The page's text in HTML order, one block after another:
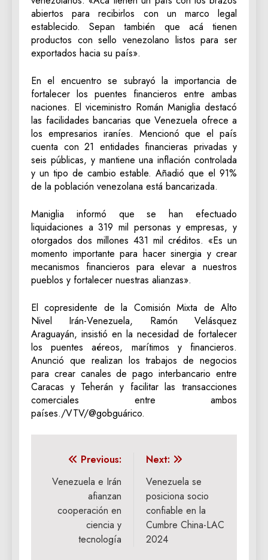
abiertos para recibirlos con un marco legal
establecido. Sepan también que acá tienen
productos con sello venezolano listos para ser
exportados hacia su país».
En el encuentro se subrayó la importancia de
fortalecer los puentes financieros entre ambas
naciones. El viceministro Román Maniglia destacó
las facilidades bancarias que Venezuela ofrece a
los empresarios iraníes. Mencionó que el país
cuenta con 21 entidades financieras privadas y
seis públicas, y mantiene una inflación controlada
y un tipo de cambio estable. Añadió que el 91%
de la población venezolana está bancarizada.
Maniglia informó que se han efectuado
liquidaciones a 319 mil personas y empresas, y
otorgados dos millones 431 mil créditos. «Es un
momento importante para hacer sinergia y crear
mecanismos financieros para elevar a nuestros
pueblos y fortalecer nuestras alianzas».
El copresidente de la Comisión Mixta de Alto
Nivel Irán-Venezuela, Ramón Velásquez
Araguayán, insistió en la necesidad de fortalecer
los puentes aéreos, marítimos y financieros.
Anunció que realizan los trabajos de negocios
para crear canales de pago interbancario entre
Caracas y Teherán y facilitar las transacciones
comerciales entre ambos
países./VTV/@gobguárico.
Navegación
de
entradas
Previous:
Venezuela e Irán
afianzan
cooperación en
ciencia y
tecnología
Next:
Venezuela se
posiciona socio
confiable en la
Cumbre China-LAC
2024